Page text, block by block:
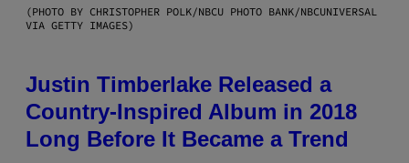
(PHOTO BY CHRISTOPHER POLK/NBCU PHOTO BANK/NBCUNIVERSAL
VIA GETTY IMAGES)
Justin Timberlake Released a
Country-Inspired Album in 2018
Long Before It Became a Trend